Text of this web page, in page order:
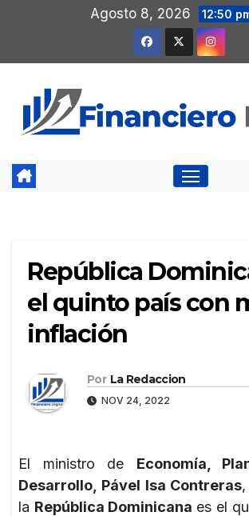
contenido
Agosto 8, 2026 12:50
República
el quinto país con
inflación
Por La Redaccion
NOV 24, 2022
El ministro de Economía,
Desarrollo, Pável Isa Contreras
la República Dominicana es el